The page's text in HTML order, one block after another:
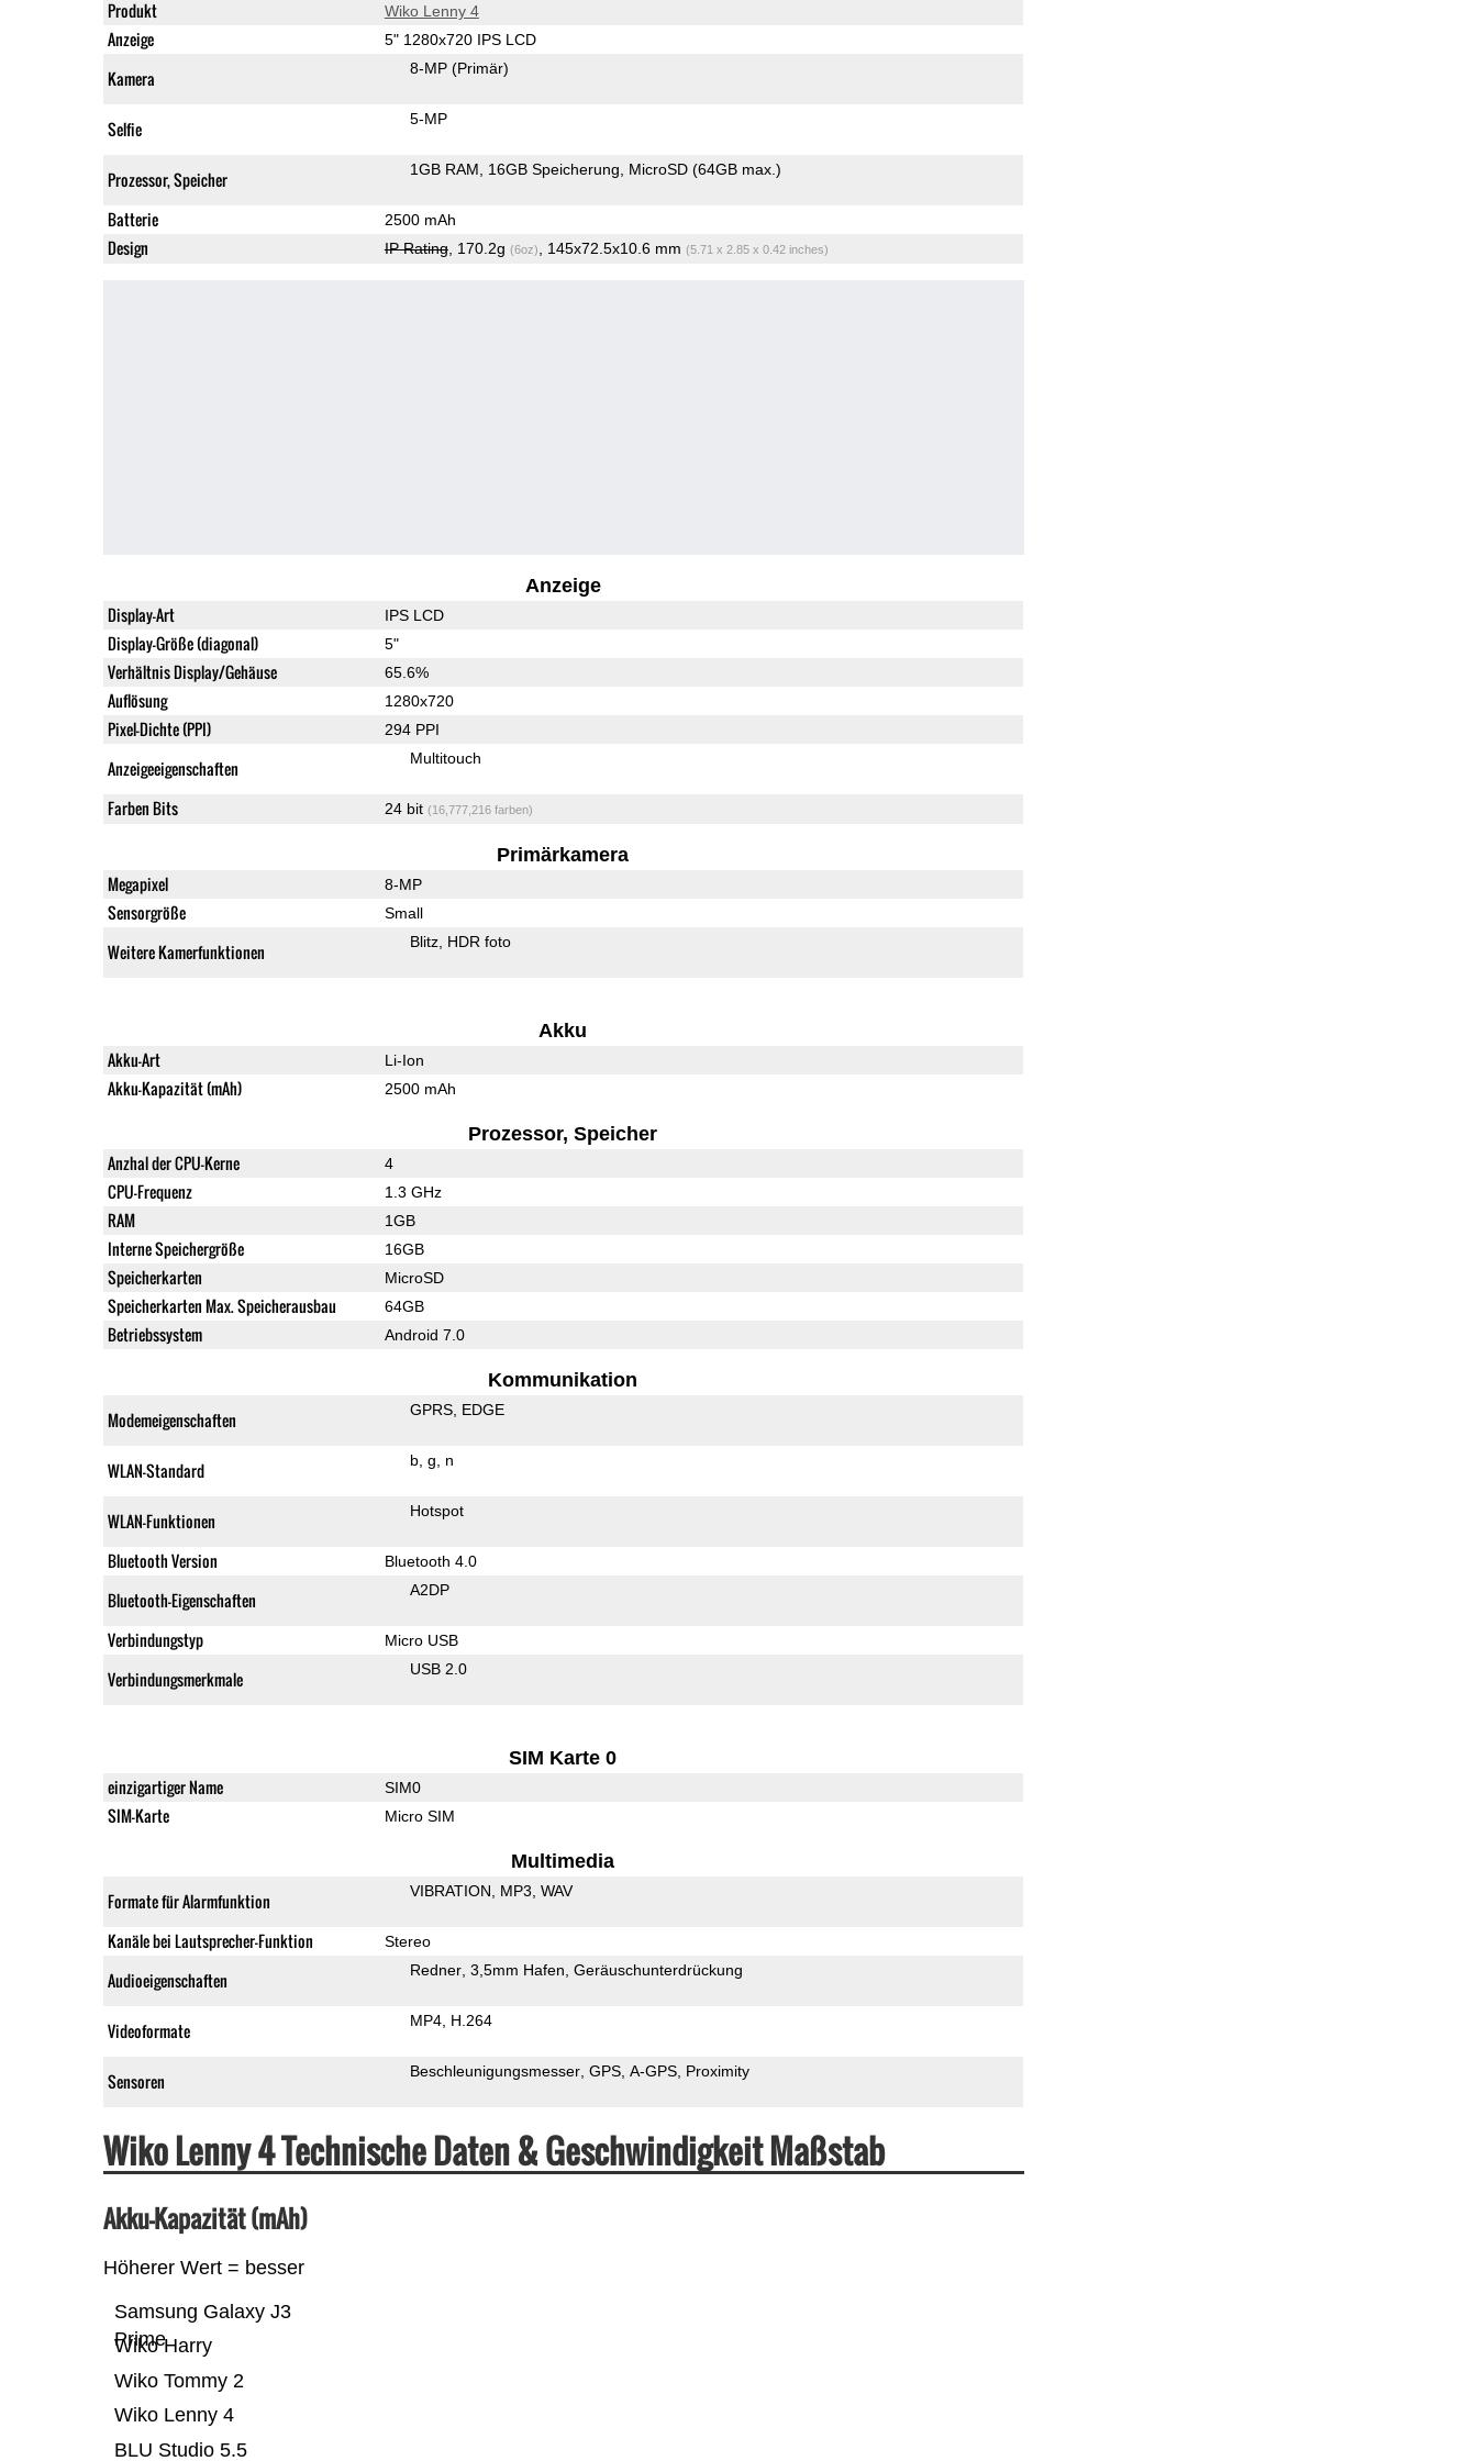
Produkt Wiko Lenny 4
Anzeige 5" 1280x720 IPS LCD
Kamera 8-MP (Primär)
Selfie 5-MP
Prozessor, Speicher 1GB RAM 16GB Speicherung MicroSD (64GB max.)
Batterie 2500 mAh
Design IP Rating, 170.2g (6oz) , 145x72.5x10.6 mm (5.71 x 2.85 x 0.42 inches)
Anzeige
Display-Art IPS LCD
Display-Größe (diagonal) 5"
Verhältnis Display/Gehäuse 65.6%
Auflösung 1280x720
Pixel-Dichte (PPI) 294 PPI
Anzeigeeigenschaften Multitouch
Farben Bits 24 bit (16,777,216 farben)
Primärkamera
Megapixel 8-MP
Sensorgröße Small
Weitere Kamerfunktionen Blitz HDR foto
Akku
Akku-Art Li-Ion
Akku-Kapazität (mAh) 2500 mAh
Prozessor, Speicher
Anzhal der CPU-Kerne 4
CPU-Frequenz 1.3 GHz
RAM 1GB
Interne Speichergröße 16GB
Speicherkarten MicroSD
Speicherkarten Max. Speicherausbau 64GB
Betriebssystem Android 7.0
Kommunikation
Modemeigenschaften GPRS EDGE
WLAN-Standard b g n
WLAN-Funktionen Hotspot
Bluetooth Version Bluetooth 4.0
Bluetooth-Eigenschaften A2DP
Verbindungstyp Micro USB
Verbindungsmerkmale USB 2.0
SIM Karte 0
einzigartiger Name SIM0
SIM-Karte Micro SIM
Multimedia
Formate für Alarmfunktion VIBRATION MP3 WAV
Kanäle bei Lautsprecher-Funktion Stereo
Audioeigenschaften Redner 3,5mm Hafen Geräuschunterdrückung
Videoformate MP4 H.264
Sensoren Beschleunigungsmesser GPS A-GPS Proximity
Wiko Lenny 4 Technische Daten & Geschwindigkeit Maßstab
Akku-Kapazität (mAh)
Höherer Wert = besser
BLU Studio 5.5
Wiko Lenny 4
Wiko Tommy 2
Wiko Harry
Samsung Galaxy J3
Prime